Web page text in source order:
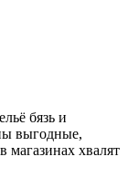
бязь и
выгодные,
хвалят